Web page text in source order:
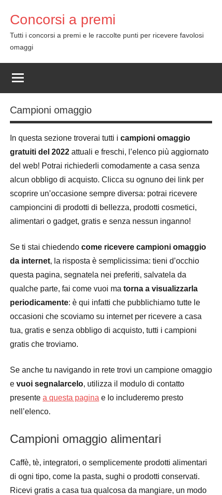
content
Concorsi a premi
Tutti i concorsi a premi e le raccolte punti per ricevere favolosi
omaggi
Campioni omaggio
In questa sezione troverai tutti i campioni omaggio
gratuiti del 2022 attuali e freschi, l’elenco più aggiornato
del web! Potrai richiederli comodamente a casa senza
alcun obbligo di acquisto. Clicca su ognuno dei link per
scoprire un’occasione sempre diversa: potrai ricevere
campioncini di prodotti di bellezza, prodotti cosmetici,
alimentari o gadget, gratis e senza nessun inganno!
Se ti stai chiedendo come ricevere campioni omaggio
da internet, la risposta è semplicissima: tieni d’occhio
questa pagina, segnatela nei preferiti, salvatela da
qualche parte, fai come vuoi ma torna a visualizzarla
periodicamente: è qui infatti che pubblichiamo tutte le
occasioni che scoviamo su internet per ricevere a casa
tua, gratis e senza obbligo di acquisto, tutti i campioni
gratis che troviamo.
Se anche tu navigando in rete trovi un campione omaggio
e vuoi segnalarcelo, utilizza il modulo di contatto
presente a questa pagina e lo includeremo presto
nell’elenco.
Campioni omaggio alimentari
Caffè, tè, integratori, o semplicemente prodotti alimentari
di ogni tipo, come la pasta, sughi o prodotti conservati.
Ricevi gratis a casa tua qualcosa da mangiare, un modo